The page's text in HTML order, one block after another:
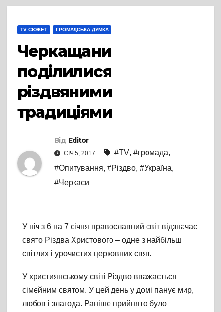
TV СЮЖЕТ ГРОМАДСЬКА ДУМКА
Черкащани
поділилися
різдвяними
традиціями
Від Editor
СІЧ 5, 2017 #TV, #громада,
#Опитування, #Різдво, #Україна,
#Черкаси
У ніч з 6 на 7 січня православний світ відзначає
свято Різдва Христового – одне з найбільш
світлих і урочистих церковних свят.
У християнському світі Різдво вважається
сімейним святом. У цей день у домі панує мир,
любов і злагода. Раніше прийнято було